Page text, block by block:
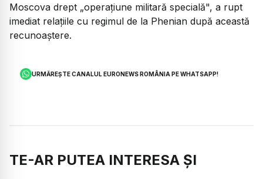
Moscova drept „operaţiune militară specială", a rupt
imediat relaţiile cu regimul de la Phenian după această
recunoaştere.
URMĂREȘTE CANALUL EURONEWS ROMÂNIA PE WHATSAPP!
TE-AR PUTEA INTERESA ȘI